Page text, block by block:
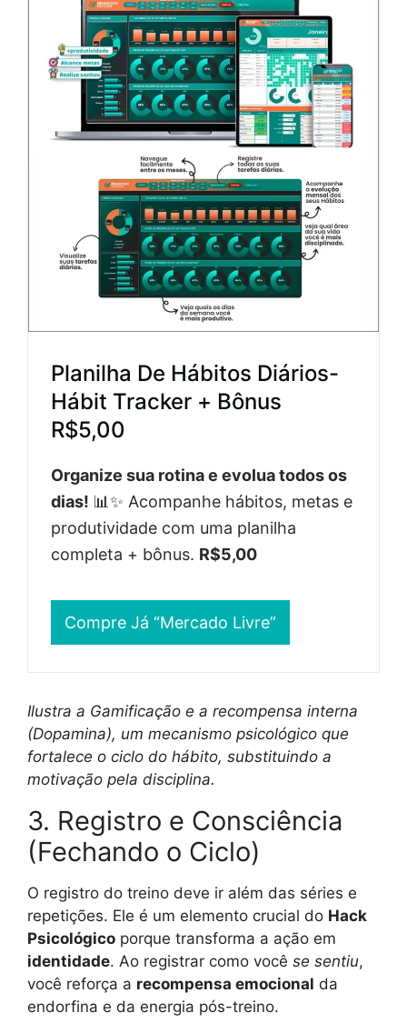
Planilha De Hábitos Diários-
Hábit Tracker + Bônus
R$5,00
Organize sua rotina e evolua todos os
dias! 📊✨ Acompanhe hábitos, metas e
produtividade com uma planilha
completa + bônus. R$5,00
Compre Já “Mercado Livre”
Ilustra a Gamificação e a recompensa interna
(Dopamina), um mecanismo psicológico que
fortalece o ciclo do hábito, substituindo a
motivação pela disciplina.
3. Registro e Consciência
(Fechando o Ciclo)
O registro do treino deve ir além das séries e
repetições. Ele é um elemento crucial do Hack
Psicológico porque transforma a ação em
identidade. Ao registrar como você se sentiu,
você reforça a recompensa emocional da
endorfina e da energia pós-treino.